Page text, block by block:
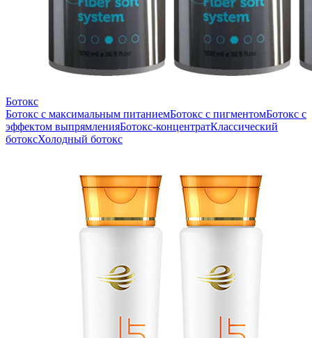
Ботокс
Ботокс с максимальным питаниемБотокс с пигментомБотокс с
эффектом выпрямленияБотокс-концентратКлассический
ботоксХолодный ботокс